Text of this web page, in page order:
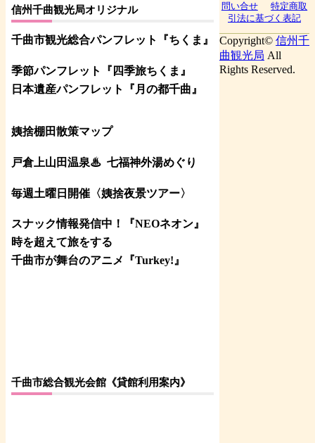
信州千曲観光局オリジナル
千曲市観光総合パンフレット 『ちくま 』
季節パンフレット『四季旅ちくま』
日本遺産パンフレット
『月の都千曲 』
姨捨棚田散策マップ
戸倉上山田温泉♨ 七福神外湯めぐり
毎週土曜日開催〈姨捨夜景ツアー〉
スナック情報発信中！『NEOネオン』
時を超えて旅をする
千曲市が舞台のアニメ『Turkey!』
千曲市総合観光会館《貸館利用案内》
問い合せ
特定商取
引法に基づく表記
Copyright© 信州千
曲観光局 All
Rights Reserved.